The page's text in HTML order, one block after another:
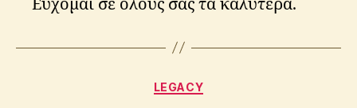
Εύχομαι σε όλους σας τα καλύτερα.
Categories
LEGACY
B